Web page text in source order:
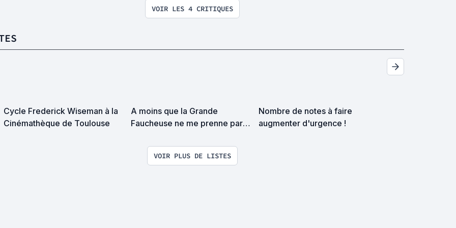
VOIR LES 4 CRITIQUES
Cycle Frederick Wiseman à la
Cinémathèque de Toulouse
A moins que la Grande
Faucheuse ne me prenne par
rencontrer
Nombre de notes à faire
augmenter d'urgence !
VOIR PLUS DE LISTES